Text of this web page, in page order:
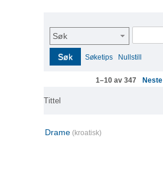
Søk
Søk Søketips Nullstill
1–10 av 347 Neste
Tittel
Drame (kroatisk)